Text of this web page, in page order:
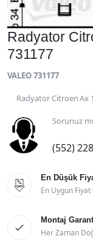
Radyator
731177
VALEO 731177
Radyator Citroen Ax
Sorunuz
(552)

En Düşük
En Uygun

Montaj
Her Zaman